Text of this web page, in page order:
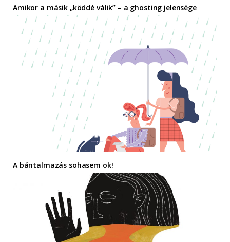
Amikor a másik „köddé válik” – a ghosting jelensége
A bántalmazás sohasem ok!